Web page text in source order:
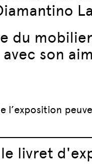
du
son
l’exposition
livret